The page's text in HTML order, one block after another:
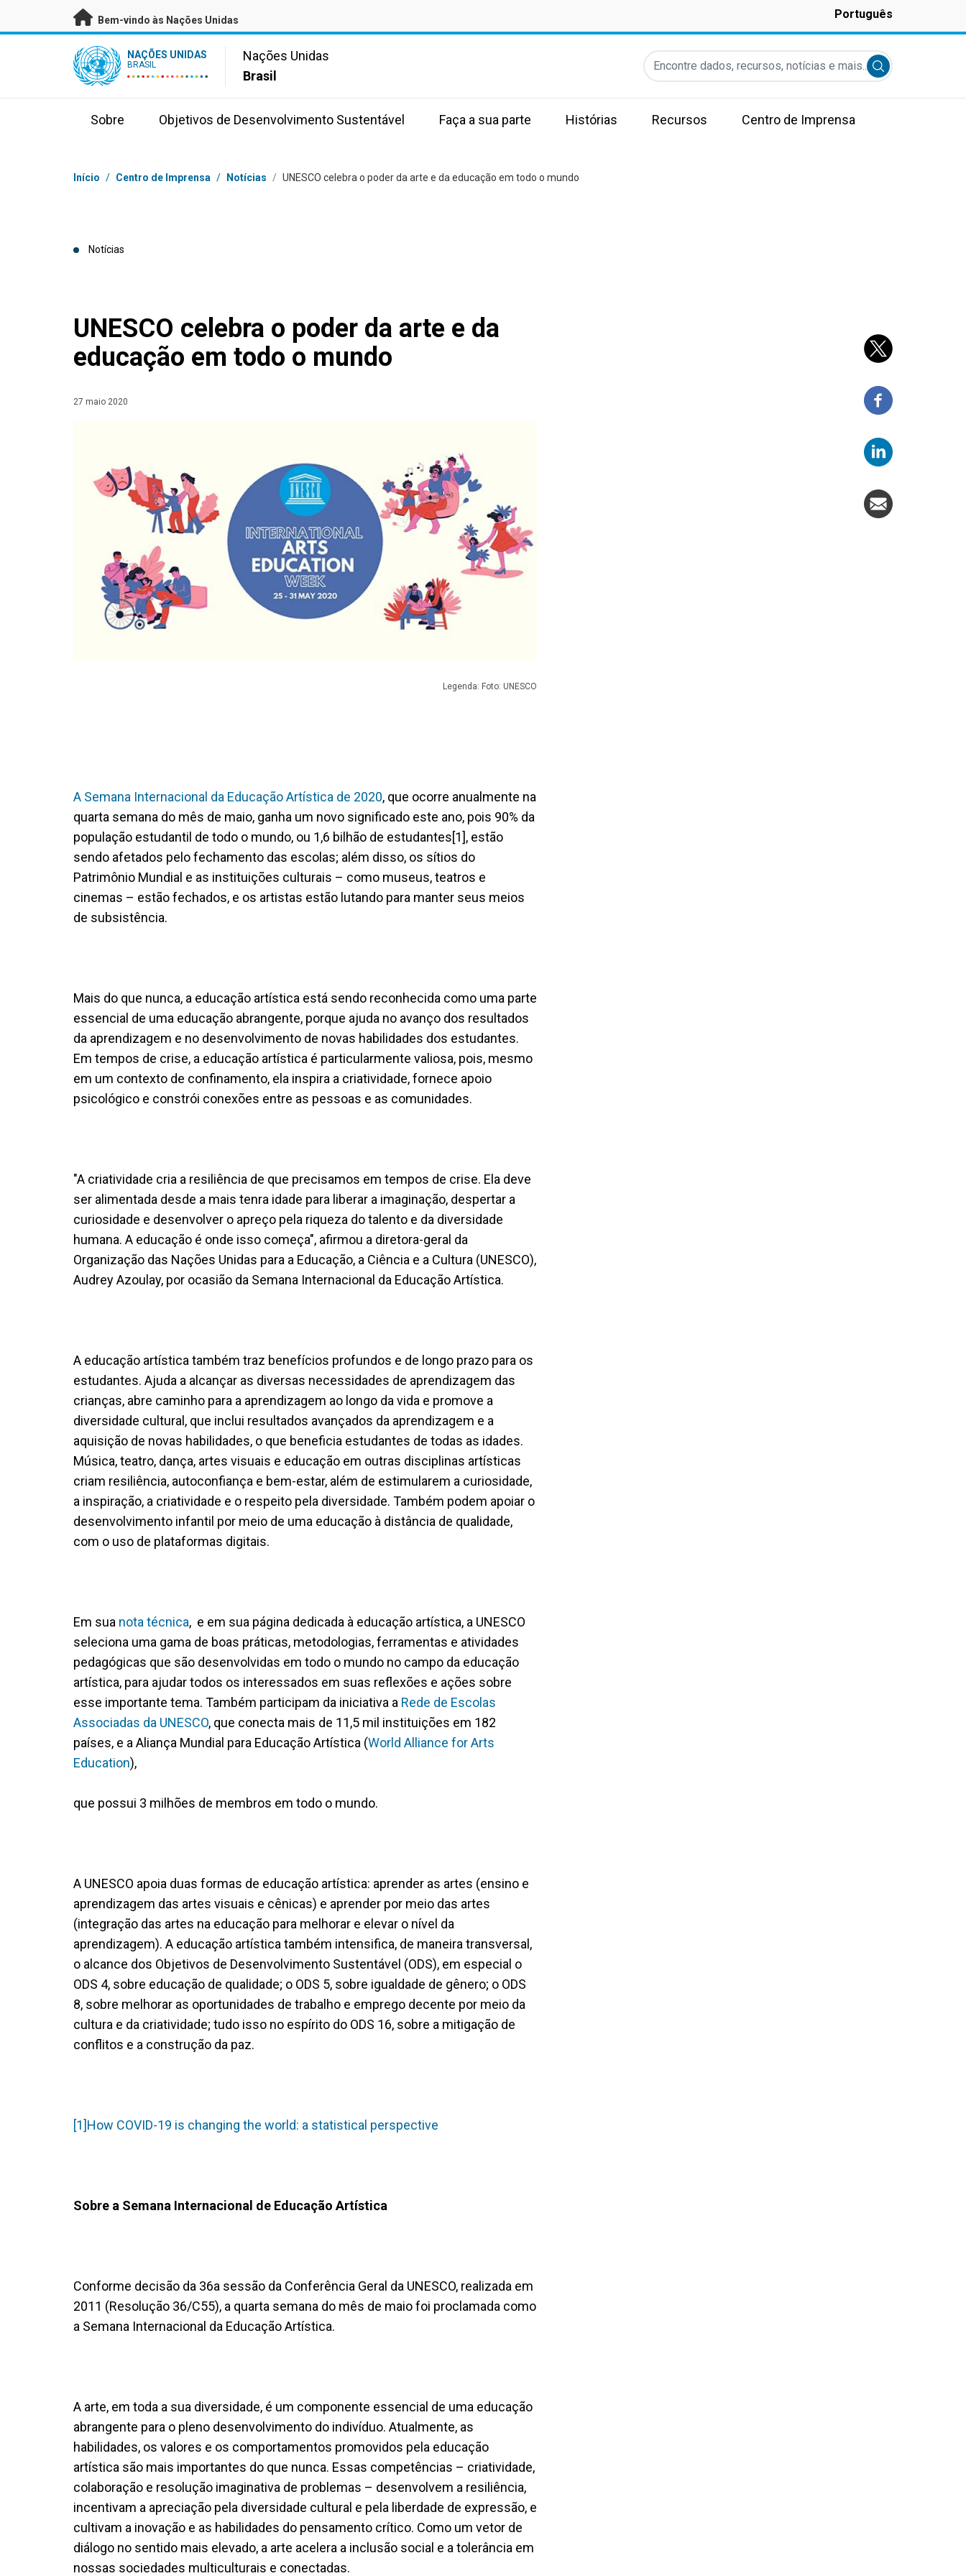
Saltar para conteúdo principal
Bem-vindo às Nações Unidas Português
UN Logo NAÇÕES UNIDAS
BRASIL
Nações Unidas
Brasil
Encontre dados, recursos, notícias e mais...
Submit search
Sobre Objetivos de Desenvolvimento Sustentável Faça a sua parte Histórias Recursos Centro de Imprensa
Navegação
Início / Centro de Imprensa / Notícias / UNESCO celebra o poder da arte e da educação em todo o mundo
Notícias
UNESCO celebra o poder da arte e da
educação em todo o mundo
27 maio 2020
Legenda: Foto: UNESCO
A Semana Internacional da Educação Artística de 2020, que ocorre anualmente na
quarta semana do mês de maio, ganha um novo significado este ano, pois 90% da
população estudantil de todo o mundo, ou 1,6 bilhão de estudantes[1], estão
sendo afetados pelo fechamento das escolas; além disso, os sítios do
Patrimônio Mundial e as instituições culturais – como museus, teatros e
cinemas – estão fechados, e os artistas estão lutando para manter seus meios
de subsistência.
Mais do que nunca, a educação artística está sendo reconhecida como uma parte
essencial de uma educação abrangente, porque ajuda no avanço dos resultados
da aprendizagem e no desenvolvimento de novas habilidades dos estudantes.
Em tempos de crise, a educação artística é particularmente valiosa, pois, mesmo
em um contexto de confinamento, ela inspira a criatividade, fornece apoio
psicológico e constrói conexões entre as pessoas e as comunidades.
"A criatividade cria a resiliência de que precisamos em tempos de crise. Ela deve
ser alimentada desde a mais tenra idade para liberar a imaginação, despertar a
curiosidade e desenvolver o apreço pela riqueza do talento e da diversidade
humana. A educação é onde isso começa", afirmou a diretora-geral da
Organização das Nações Unidas para a Educação, a Ciência e a Cultura (UNESCO),
Audrey Azoulay, por ocasião da Semana Internacional da Educação Artística.
A educação artística também traz benefícios profundos e de longo prazo para os
estudantes. Ajuda a alcançar as diversas necessidades de aprendizagem das
crianças, abre caminho para a aprendizagem ao longo da vida e promove a
diversidade cultural, que inclui resultados avançados da aprendizagem e a
aquisição de novas habilidades, o que beneficia estudantes de todas as idades.
Música, teatro, dança, artes visuais e educação em outras disciplinas artísticas
criam resiliência, autoconfiança e bem-estar, além de estimularem a curiosidade,
a inspiração, a criatividade e o respeito pela diversidade. Também podem apoiar o
desenvolvimento infantil por meio de uma educação à distância de qualidade,
com o uso de plataformas digitais.
Em sua nota técnica, e em sua página dedicada à educação artística, a UNESCO
seleciona uma gama de boas práticas, metodologias, ferramentas e atividades
pedagógicas que são desenvolvidas em todo o mundo no campo da educação
artística, para ajudar todos os interessados em suas reflexões e ações sobre
esse importante tema. Também participam da iniciativa a Rede de Escolas
Associadas da UNESCO, que conecta mais de 11,5 mil instituições em 182
países, e a Aliança Mundial para Educação Artística (World Alliance for Arts
Education),
que possui 3 milhões de membros em todo o mundo.
A UNESCO apoia duas formas de educação artística: aprender as artes (ensino e
aprendizagem das artes visuais e cênicas) e aprender por meio das artes
(integração das artes na educação para melhorar e elevar o nível da
aprendizagem). A educação artística também intensifica, de maneira transversal,
o alcance dos Objetivos de Desenvolvimento Sustentável (ODS), em especial o
ODS 4, sobre educação de qualidade; o ODS 5, sobre igualdade de gênero; o ODS
8, sobre melhorar as oportunidades de trabalho e emprego decente por meio da
cultura e da criatividade; tudo isso no espírito do ODS 16, sobre a mitigação de
conflitos e a construção da paz.
[1]How COVID-19 is changing the world: a statistical perspective
Sobre a Semana Internacional de Educação Artística
Conforme decisão da 36a sessão da Conferência Geral da UNESCO, realizada em
2011 (Resolução 36/C55), a quarta semana do mês de maio foi proclamada como
a Semana Internacional da Educação Artística.
A arte, em toda a sua diversidade, é um componente essencial de uma educação
abrangente para o pleno desenvolvimento do indivíduo. Atualmente, as
habilidades, os valores e os comportamentos promovidos pela educação
artística são mais importantes do que nunca. Essas competências – criatividade,
colaboração e resolução imaginativa de problemas – desenvolvem a resiliência,
incentivam a apreciação pela diversidade cultural e pela liberdade de expressão, e
cultivam a inovação e as habilidades do pensamento crítico. Como um vetor de
diálogo no sentido mais elevado, a arte acelera a inclusão social e a tolerância em
nossas sociedades multiculturais e conectadas.